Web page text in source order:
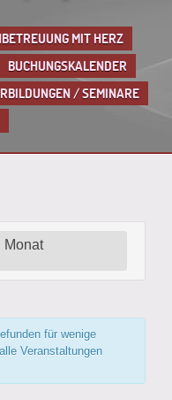
MIT HERZ
BUCHUNGSKALENDER
/ SEMINARE
ALS
Monat
für wenige
Veranstaltungen